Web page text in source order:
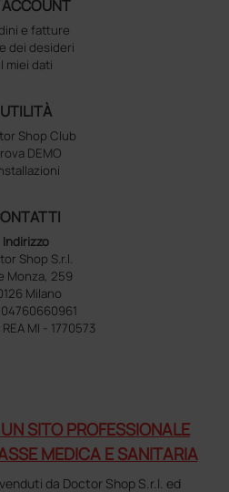
ACCOUNT
e fatture
dei desideri
I miei dati
UTILITÀ
Shop Club
DEMO
Indirizzo
Shop S.r.l.
Monza, 259
Milano
04760660961
MI - 1770573
SITO PROFESSIONALE
MEDICA E SANITARIA
da Doctor Shop S.r.l. ed